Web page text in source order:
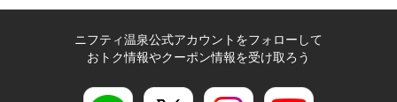
ニフティ温泉公式アカウントをフォローして
おトク情報やクーポン情報を受け取ろう